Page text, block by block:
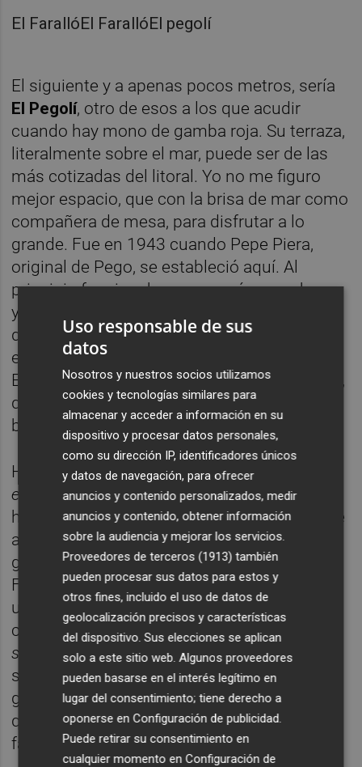
El FarallóEl FarallóEl pegolí
El siguiente y a apenas pocos metros, sería
El Pegolí, otro de esos a los que acudir
cuando hay mono de gamba roja. Su terraza,
literalmente sobre el mar, puede ser de las
más cotizadas del litoral. Yo no me figuro
mejor espacio, que con la brisa de mar como
compañera de mesa, para disfrutar a lo
grande. Fue en 1943 cuando Pepe Piera,
original de Pego, se estableció aquí. Al
principio funcionaba con menú, pero ahora
ya en manos de sus hijas que
diligentemente dirigen el espacio. Y aunque
el maestro ya no esté, sigue muy presente.
Este sitio es historia gastronómica de Dénia,
que se ha ido escribiendo a base de hacer
bien las cosas.
Hoy lo mismo puedes empezar con un
esgarraetcon bonito en salazón o con su
hueva de atún artesana, que con untataki
de
atún, plato que ha ido metiendo la nueva
generación junto con otros más actuales.
Fuera de carta lo mismo te deleitan con
unos calamarcitos de Dénia en una salsa
como para caerse dentro o con unos
sepionetsde tamaño considerable. Hay que
seguir con las cigalas de tronco y con la
gamba roja de primera, para terminar por
qué no, con unsenyoretal que no le hace
falta ni alioli.
Uso responsable de sus
datos
Nosotros y nuestros socios utilizamos
cookies y tecnologías similares para
almacenar y acceder a información en su
dispositivo y procesar datos personales,
como su dirección IP, identificadores únicos
y datos de navegación, para ofrecer
anuncios y contenido personalizados, medir
anuncios y contenido, obtener información
sobre la audiencia y mejorar los servicios.
Proveedores de terceros (1913) también
pueden procesar sus datos para estos y
otros fines, incluido el uso de datos de
geolocalización precisos y características
del dispositivo. Sus elecciones se aplican
solo a este sitio web. Algunos proveedores
pueden basarse en el interés legítimo en
lugar del consentimiento; tiene derecho a
oponerse enConfiguración de publicidad.
Puede retirar su consentimiento en
cualquier momento enConfiguración de